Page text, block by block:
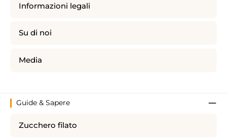
Informazioni legali
Su di noi
Media
Guide & Sapere
Zucchero filato